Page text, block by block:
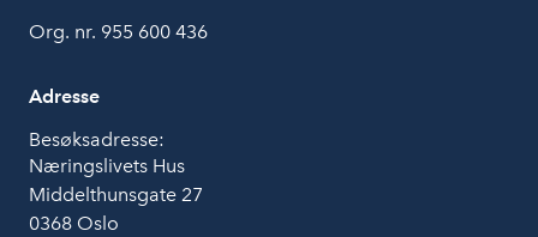
Org. nr. 955 600 436
Adresse
Besøksadresse:
Næringslivets Hus
Middelthunsgate 27
0368 Oslo